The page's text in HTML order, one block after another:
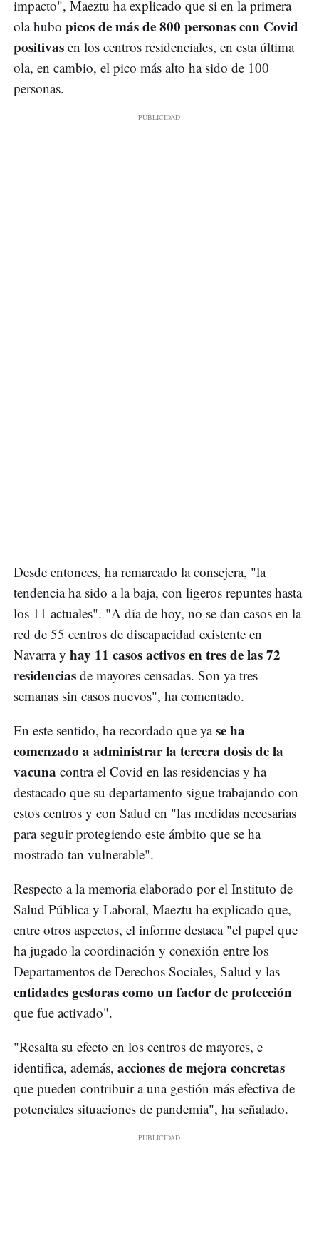
impacto", Maeztu ha explicado que si en la primera
ola hubo picos de más de 800 personas con Covid
positivas en los centros residenciales, en esta última
ola, en cambio, el pico más alto ha sido de 100
personas.
Desde entonces, ha remarcado la consejera, "la
tendencia ha sido a la baja, con ligeros repuntes hasta
los 11 actuales". "A día de hoy, no se dan casos en la
red de 55 centros de discapacidad existente en
Navarra y hay 11 casos activos en tres de las 72
residencias de mayores censadas. Son ya tres
semanas sin casos nuevos", ha comentado.
En este sentido, ha recordado que yase ha
comenzado a administrar la tercera dosis de la
vacuna contra el Covid en las residencias y ha
destacado que su departamento sigue trabajando con
estos centros y con Salud en "las medidas necesarias
para seguir protegiendo este ámbito que se ha
mostrado tan vulnerable".
Respecto a la memoria elaborado por el Instituto de
Salud Pública y Laboral, Maeztu ha explicado que,
entre otros aspectos, el informe destaca "el papel que
ha jugado la coordinación y conexión entre los
Departamentos de Derechos Sociales, Salud y las
entidades gestoras como un factor de protección
que fue activado".
"Resalta su efecto en los centros de mayores, e
identifica, además, acciones de mejora concretas
que pueden contribuir a una gestión más efectiva de
potenciales situaciones de pandemia", ha señalado.